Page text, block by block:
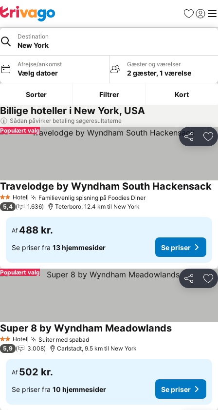
Favoritter
Log ind
Destination
New York
Afrejse/ankomst
Vælg datoer
Gæster og værelser
2 gæster, 1 værelse
Sorter Filtrer Kort
Billige hoteller i New York, USA
Sådan påvirker betaling søgeresultaterne
Del
Populært valg
2 Stjerner
Hotel Familievenlig spisning på Foodies Diner
Travelodge by Wyndham South Hackensack
5,4 1.636 Teterboro, 12.4 km til New York
Af 488 kr.
Se priser fra 13 hjemmesider Se priser
Del
Populært valg
2 Stjerner
Hotel Suiter med spabad
Super 8 by Wyndham Meadowlands
5,9 3.008 Carlstadt, 9.5 km til New York
Af 502 kr.
Se priser fra 10 hjemmesider Se priser